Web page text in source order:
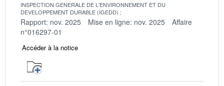
INSPECTION GENERALE DE L'ENVIRONNEMENT ET DU
DEVELOPPEMENT DURABLE (IGEDD)
Rapport: nov. 2025 Mise en ligne: nov. 2025
Affaire
n°016297-01
Accéder à la notice